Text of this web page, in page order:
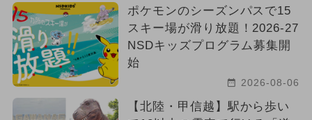
ポケモンのシーズンパスで15
スキー場が滑り放題！2026-27
NSDキッズプログラム募集開
始
2026-08-06
【北陸・甲信越】駅から歩い